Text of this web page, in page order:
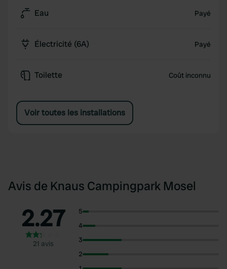
Eau Payé
Électricité (6A) Payé
Toilette Coût inconnu
Voir toutes les installations
Avis de Knaus Campingpark Mosel
2.27
21 avis
5
4
3
2